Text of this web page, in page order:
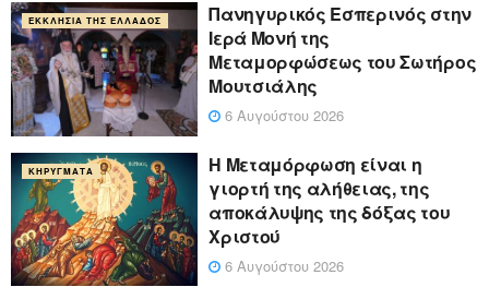
ΕΚΚΛΗΣΊΑ ΤΗΣ ΕΛΛΆΔΟΣ
Πανηγυρικός Εσπερινός στην
Ιερά Μονή της
Μεταμορφώσεως του Σωτήρος
Μουτσιάλης
6 Αυγούστου 2026
ΚΗΡΎΓΜΑΤΑ
Η Μεταμόρφωση είναι η
γιορτή της αλήθειας, της
αποκάλυψης της δόξας του
Χριστού
6 Αυγούστου 2026